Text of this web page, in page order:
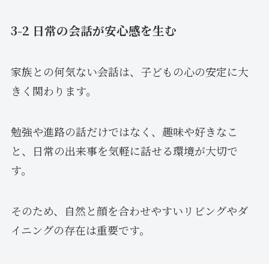
3-2 日常の会話が安心感を生む
家族との何気ない会話は、子どもの心の安定に大
きく関わります。
勉強や進路の話だけではなく、趣味や好きなこ
と、日常の出来事を気軽に話せる環境が大切で
す。
そのため、自然と顔を合わせやすいリビングやダ
イニングの存在は重要です。